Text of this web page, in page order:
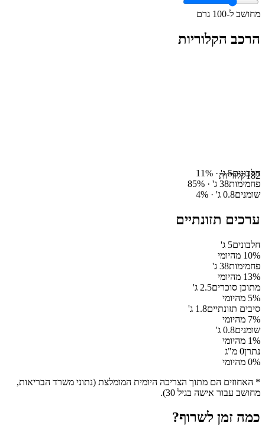
מחושב ל-100 גרם
הרכב הקלוריות
182קלוריותחלבונים5ג' · 11%
פחמימות38 ג' · 85%
שומנים0.8 ג' · 4%
ערכים תזונתיים
חלבונים5 ג'
10% מהיומי
פחמימות38 ג'
13% מהיומי
מתוכן סוכרים2.5 ג'
5% מהיומי
סיבים תזונתיים1.8 ג'
7% מהיומי
שומנים0.8 ג'
1% מהיומי
נתרן0 מ"ג
0% מהיומי
* האחוזים הם מתוך הצריכה היומית המומלצת (נתוני משרד הבריאות,
מחושב עבור אישה בגיל 30).
כמה זמן לשרוף?